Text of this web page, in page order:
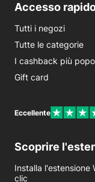
Accesso
Tutti i negozi
Tutte le categorie
I cashback più
Gift card
Eccellente
Scoprire
Installa
clic